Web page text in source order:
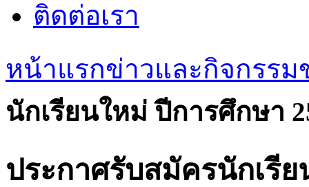
ติดต่อเรา
หน้าแรกข่าวและกิจกรรม
นักเรียนใหม่ ปีการศึกษา
ประกาศรับสมัครนักเรี